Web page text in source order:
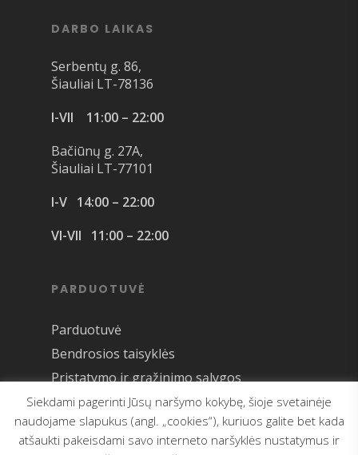
DARBO LAIKAS
Serbentų g. 86,
Šiauliai LT-78136
I-VII 11:00 – 22:00
Bačiūnų g. 27A,
Šiauliai LT-77101
I-V 14:00 – 22:00
VI-VII 11:00 – 22:00
PARDUOTUVĖ
Parduotuvė
Bendrosios taisyklės
Pristatymo ir grąžinimo sąlygos
Siekdami pagerinti Jūsų naršymo kokybę, šioje svetainėje
naudojame slapukus (angl. „cookies“), kuriuos galite bet kada
atšaukti pakeisdami savo interneto naršyklės nustatymus ir